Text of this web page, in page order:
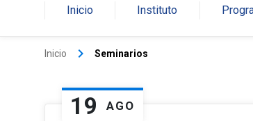
Inicio Instituto
Inicio keyboard_arrow_right Seminarios
19 AGO